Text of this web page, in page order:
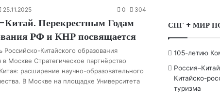
25.11.2025 0 304
Китай. Перекрестным Годам
РФ и КНР посвящается
Российско-Китайского образования
в Москве Стратегическое партнёрство
расширение научно-образовательного
В Москве на площадке Университета
СНГ + МИР
105-летию
Китайско-
туризма